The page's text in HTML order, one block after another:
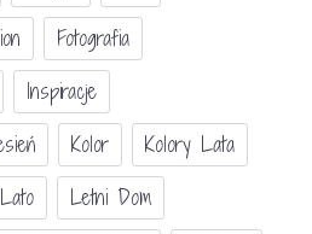
Fotografia
Inspiracje
Kolor
Kolory Lata
Lato
Letni Dom